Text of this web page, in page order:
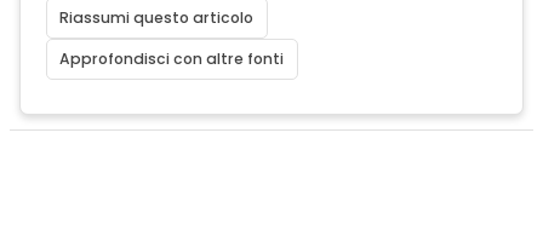
Riassumi questo articolo
Approfondisci con altre fonti